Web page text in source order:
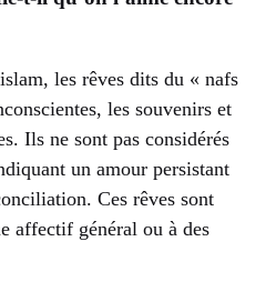
les rêves dits du « nafs
les souvenirs et
Ils ne sont pas considérés
un amour persistant
Ces rêves sont
affectif général ou à des